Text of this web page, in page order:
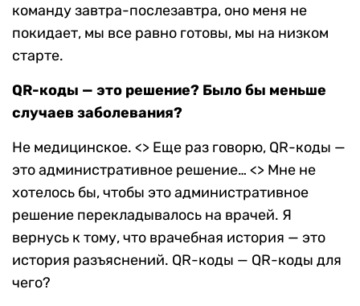
команду завтра-послезавтра, оно меня не
покидает, мы все равно готовы, мы на низком
старте.
QR-коды — это решение? Было бы меньше
случаев заболевания?
Не медицинское. <> Еще раз говорю, QR-коды —
это административное решение… <> Мне не
хотелось бы, чтобы это административное
решение перекладывалось на врачей. Я
вернусь к тому, что врачебная история — это
история разъяснений. QR-коды — QR-коды для
чего?